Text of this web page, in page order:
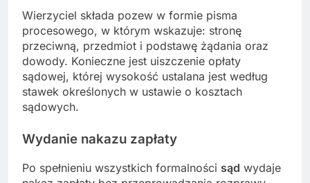
Wierzyciel składa pozew w formie pisma
procesowego, w którym wskazuje: stronę
przeciwną, przedmiot i podstawę żądania oraz
dowody. Konieczne jest uiszczenie opłaty
sądowej, której wysokość ustalana jest według
stawek określonych w ustawie o kosztach
sądowych.
Wydanie nakazu zapłaty
Po spełnieniu wszystkich formalności sąd wydaje